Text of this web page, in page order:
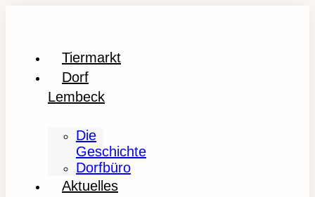
Tiermarkt
Dorf
Lembeck
Die
Geschichte
Dorfbüro
Aktuelles